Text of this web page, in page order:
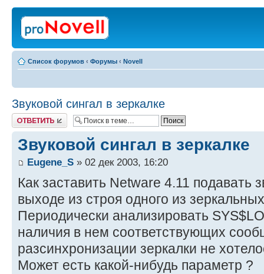
Список форумов ‹ Форумы ‹ Novell
Звуковой сингал в зеркалке
Ответить
Звуковой сингал в зеркалке
Eugene_S » 02 дек 2003, 16:20
Как заставить Netware 4.11 подавать
выходе из строя одного из
Периодически анализировать
наличия в нем соответствующих
разсинхронизации зеркалки не
Может есть какой-нибудь параметр ?